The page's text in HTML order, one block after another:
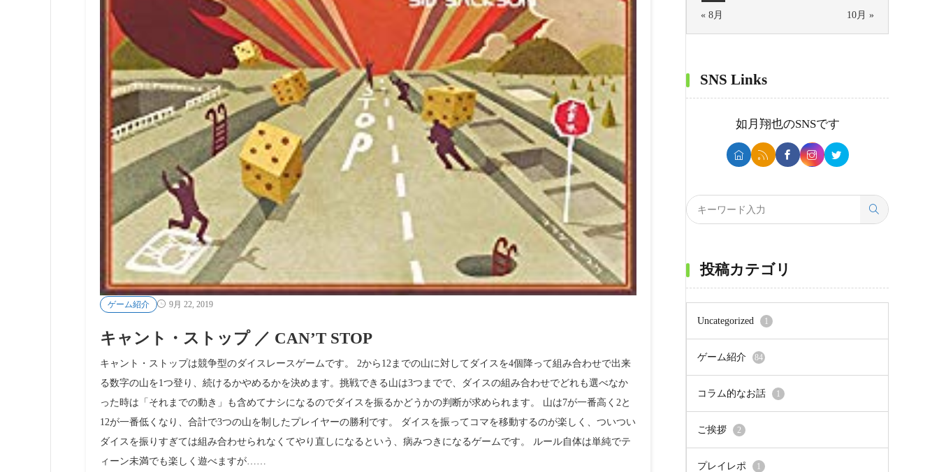
ゲーム紹介 9月 22, 2019
キャント・ストップ ／ CAN’T STOP
キャント・ストップは競争型のダイスレースゲームです。 2から12までの山に対してダイスを4個降って組み合わせで出来
る数字の山を1つ登り、続けるかやめるかを決めます。挑戦できる山は3つまでで、ダイスの組み合わせでどれも選べなか
った時は「それまでの動き」も含めてナシになるのでダイスを振るかどうかの判断が求められます。 山は7が一番高く2と
12が一番低くなり、合計で3つの山を制したプレイヤーの勝利です。 ダイスを振ってコマを移動するのが楽しく、ついつい
ダイスを振りすぎては組み合わせられなくてやり直しになるという、病みつきになるゲームです。 ルール自体は単純でテ
ィーン未満でも楽しく遊べますが……
« 8月 10月 »
SNS Links
如月翔也のSNSです
投稿カテゴリ
Uncategorized 1
ゲーム紹介 84
コラム的なお話 1
ご挨拶 2
プレイレポ 1